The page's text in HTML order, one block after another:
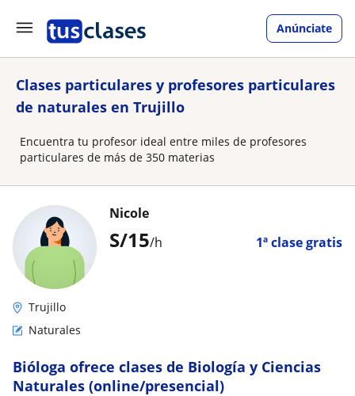
Anúnciate
Clases particulares y profesores particulares
de naturales en Trujillo
Encuentra tu profesor ideal entre miles de profesores
particulares de más de 350 materias
S/15/h 1ª clase gratis
Nicole
Trujillo
Naturales
Bióloga ofrece clases de Biología y Ciencias
Naturales (online/presencial)